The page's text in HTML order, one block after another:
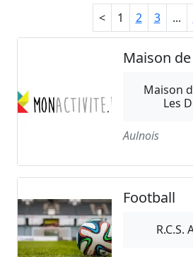
< 1 2 3 ...
Maison
Maison
Les
Aulnois
Football
R.C.S.